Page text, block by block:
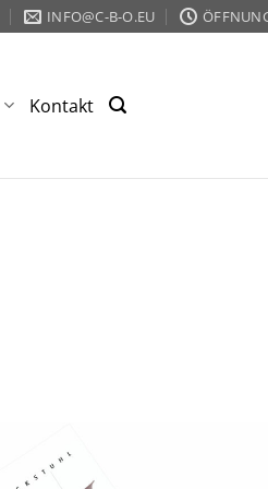
INFO@C-B-O.EU
Kontakt